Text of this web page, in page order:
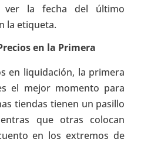
ver la fecha del último
la etiqueta.
en la Primera
en liquidación, la primera
el mejor momento para
tiendas tienen un pasillo
que otras colocan
en los extremos de